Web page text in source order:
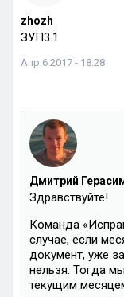
zhozh
ЗУП3.1
Апр 6 2017 - 18:28
Дмитрий
Здравствуйте!
Команда
случае, если
документ, уже
нельзя. Тогда
текущим